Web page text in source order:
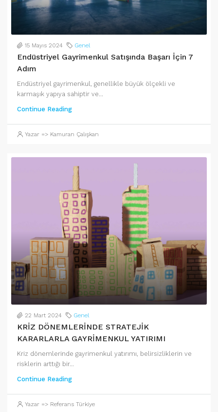
15 Mayıs 2024 Genel
Endüstriyel Gayrimenkul Satışında Başarı İçin 7
Adım
Endüstriyel gayrimenkul, genellikle büyük ölçekli ve
karmaşık yapıya sahiptir ve...
Continue Reading
Yazar => Kamuran Çalışkan
22 Mart 2024 Genel
KRİZ DÖNEMLERİNDE STRATEJİK
KARARLARLA GAYRİMENKUL YATIRIMI
Kriz dönemlerinde gayrimenkul yatırımı, belirsizliklerin ve
risklerin arttığı bir...
Continue Reading
Yazar => Referans Türkiye